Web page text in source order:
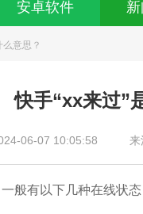
安卓软件
么意思？
快手“xx来过”
06-07 10:05:58
般有以下几种在线状态